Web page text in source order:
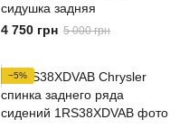
сидушка задняя
4 750 грн 5 000 грн
−5%